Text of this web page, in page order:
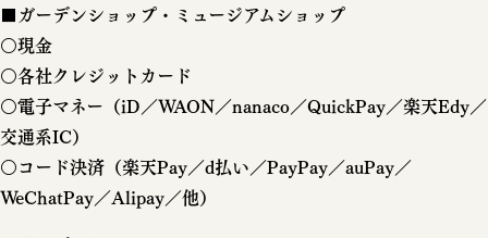
■ガーデンショップ・ミュージアムショップ
○現金
○各社クレジットカード
○電子マネー（iD／WAON／nanaco／QuickPay／楽天Edy／
交通系IC）
○コード決済（楽天Pay／d払い／PayPay／auPay／
WeChatPay／Alipay／他）